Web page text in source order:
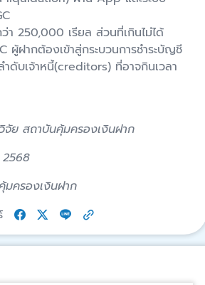
า 250,000 เรียล ส่วนที่เกินไม่ได้
ผู้ฝากต้องเข้าสู่กระบวนการชำระบัญชี
ำดับเจ้าหนี้(creditors) ที่อาจกินเวลา
จัย สถาบันคุ้มครองเงินฝาก
ครองเงินฝาก